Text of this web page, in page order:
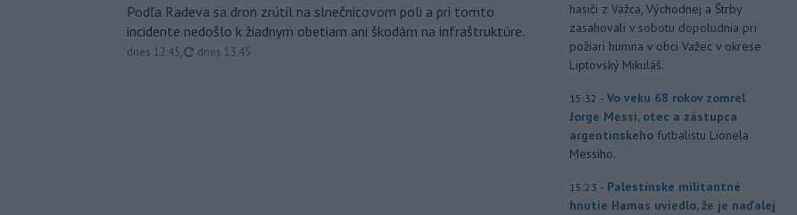
Podľa Radeva sa dron zrútil na slnečnicovom poli a pri tomto
incidente nedošlo k žiadnym obetiam ani škodám na infraštruktúre.
dnes 12:45, aktualizované
dnes 13:45
hasiči z Važca, Východnej a Štrby
zasahovali v sobotu dopoludnia pri
požiari humna v obci Važec v okrese
Liptovský Mikuláš.
15:32 - Vo veku 68 rokov zomrel
Jorge Messi, otec a zástupca
argentínskeho futbalistu Lionela
Messiho.
15:23 - Palestínske militantné
hnutie Hamas uviedlo, že je naďalej